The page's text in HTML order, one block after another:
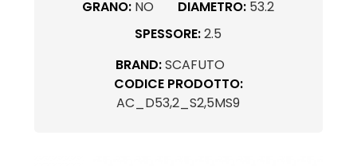
GRANO: NO DIAMETRO: 53.2
SPESSORE:2.5
BRAND:SCAFUTO
CODICE PRODOTTO:
AC_D53,2_S2,5MS9